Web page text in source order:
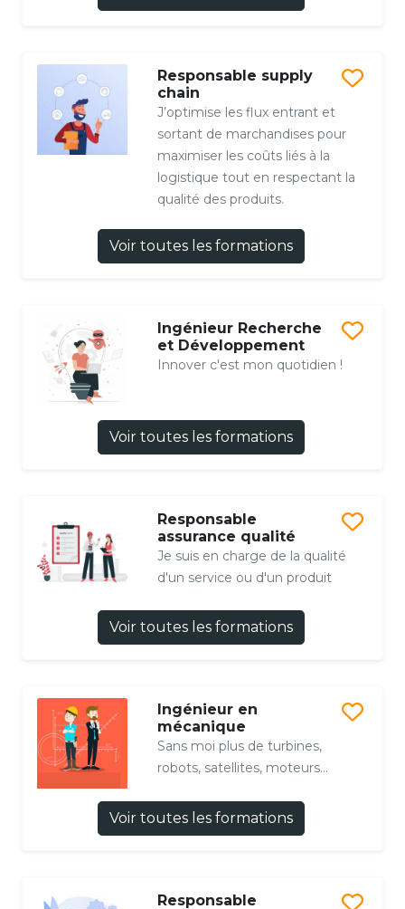
Responsable supply
chain
J’optimise les flux entrant et
sortant de marchandises pour
maximiser les coûts liés à la
logistique tout en respectant la
qualité des produits.
Voir toutes les formations
Ingénieur Recherche
et Développement
Innover c'est mon quotidien !
Voir toutes les formations
Responsable
assurance qualité
Je suis en charge de la qualité
d'un service ou d'un produit
Voir toutes les formations
Ingénieur en
mécanique
Sans moi plus de turbines,
robots, satellites, moteurs...
Voir toutes les formations
Responsable